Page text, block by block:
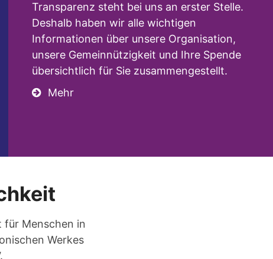
Transparenz steht bei uns an erster Stelle.
Deshalb haben wir alle wichtigen
Informationen über unsere Organisation,
unsere Gemeinnützigkeit und Ihre Spende
übersichtlich für Sie zusammengestellt.
Mehr
Menschen in
Werkes